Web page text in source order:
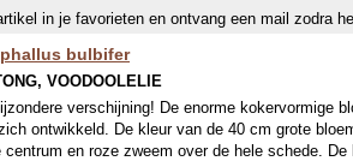
in je favorieten en ontvang een mail zodra
bulbifer
VOODOOLELIE
verschijning! De enorme kokervormige
ontwikkeld. De kleur van de 40 cm grote
centrum en roze zweem over de hele schede.